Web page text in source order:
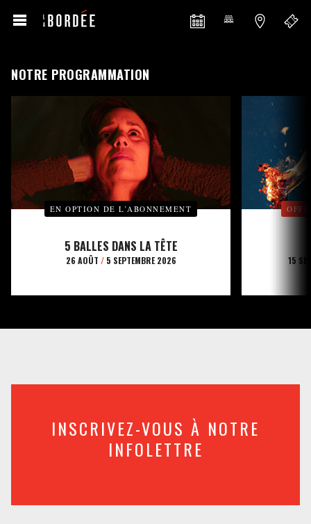
NOTRE PROGRAMMATION
EN OPTION DE L’ABONNEMENT
5 BALLES DANS LA TÊTE
26 AOÛT /5 SEPTEMBRE 2026 15
INSCRIVEZ-VOUS À NOTRE
INFOLETTRE